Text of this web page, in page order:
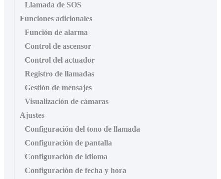
Llamada de SOS
Funciones adicionales
Función de alarma
Control de ascensor
Control del actuador
Registro de llamadas
Gestión de mensajes
Visualización de cámaras
Ajustes
Configuración del tono de llamada
Configuración de pantalla
Configuración de idioma
Configuración de fecha y hora